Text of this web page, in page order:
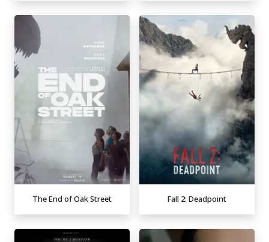
The End of Oak Street Fall 2: Deadpoint